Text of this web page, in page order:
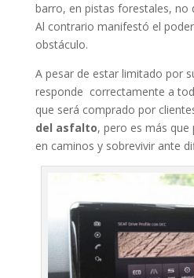
barro, en pistas forestales,
Al contrario manifestó el
obstáculo.
A pesar de estar limitado por
responde correctamente a
que será comprado por
del asfalto, pero es más
en caminos y sobrevivir ante